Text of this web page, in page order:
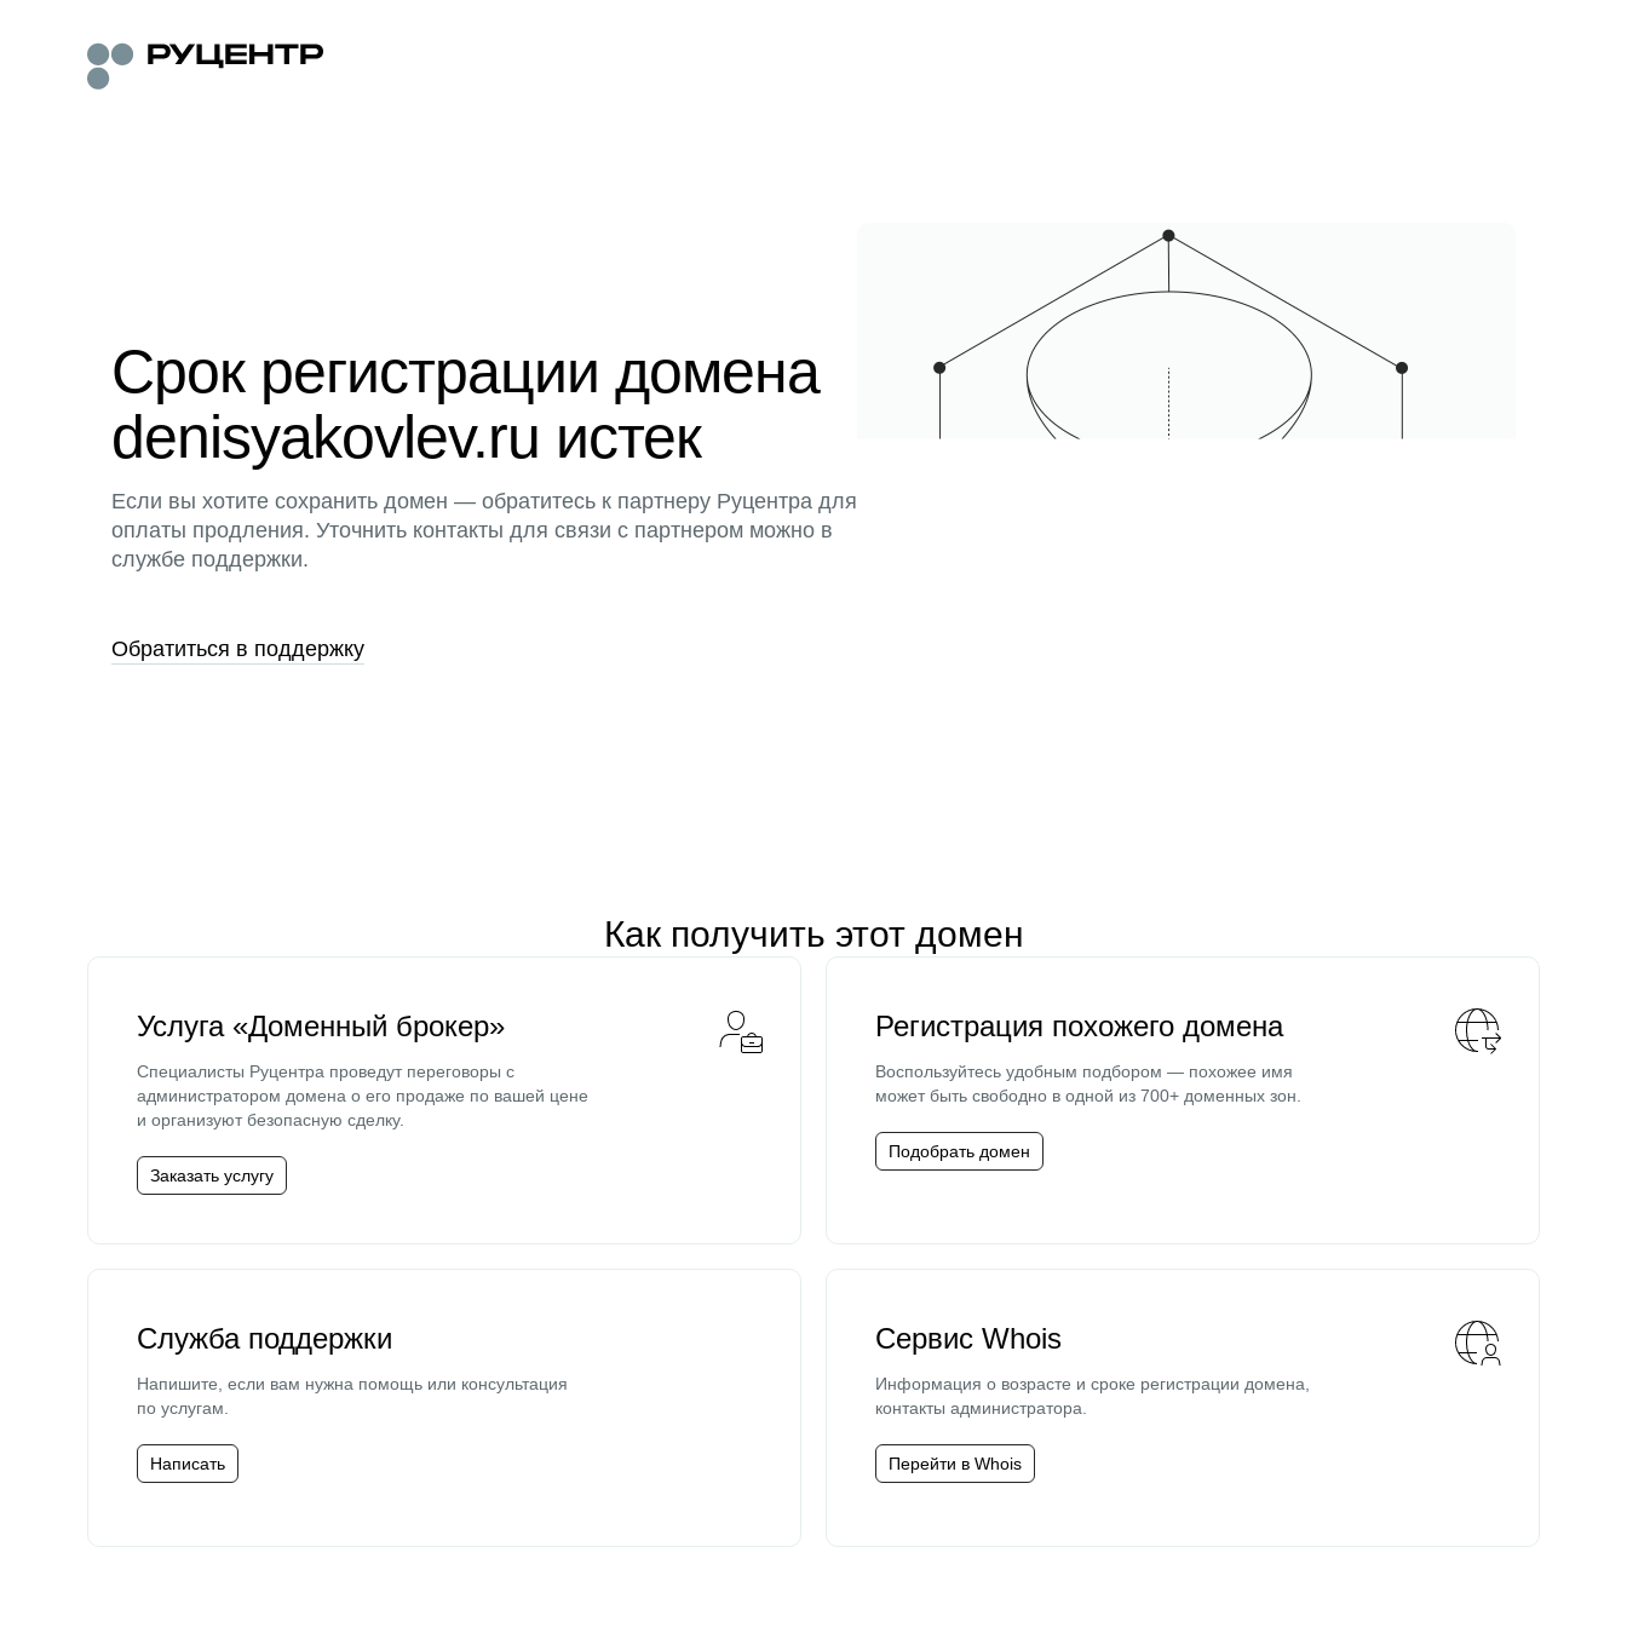
Срок регистрации домена
denisyakovlev.ru истек
Если вы хотите сохранить домен — обратитесь к партнеру Руцентра для
оплаты продления. Уточнить контакты для связи с партнером можно в
службе поддержки.
Обратиться в поддержку
Как получить этот домен
Услуга «Доменный брокер»
Специалисты Руцентра проведут переговоры с
администратором домена о его продаже по вашей цене
и организуют безопасную сделку.
Заказать услугу
Регистрация похожего домена
Воспользуйтесь удобным подбором — похожее имя
может быть свободно в одной из 700+ доменных зон.
Подобрать домен
Служба поддержки
Напишите, если вам нужна помощь или консультация
по услугам.
Написать
Сервис Whois
Информация о возрасте и сроке регистрации домена,
контакты администратора.
Перейти в Whois